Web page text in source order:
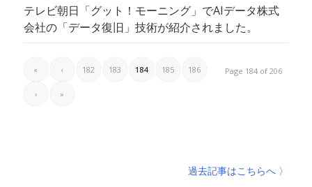
テレビ朝日「グット！モーニング」でAIデータ株式
会社の「データ復旧」技術が紹介されました。
Page 184 of 206
« ‹ 182 183 184 185 186
› »
過去記事はこちらへ 〉